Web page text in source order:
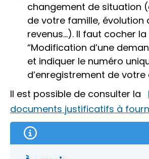
changement de situation
de votre famille, évolution
revenus…). Il faut cocher
“Modification d’une
et indiquer le numéro
d’enregistrement de votre
Il est possible de consulter la
documents justificatifs à